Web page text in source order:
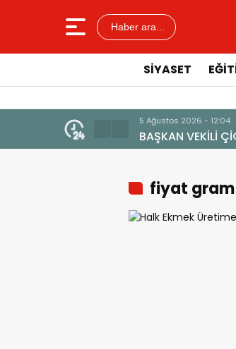
Haber ara...
SIYASET
5 Ağustos 2026 - 12:04
BAŞKAN VEKİLİ ÇİÇEK’TEN EŞİTLİK
fiyat gram